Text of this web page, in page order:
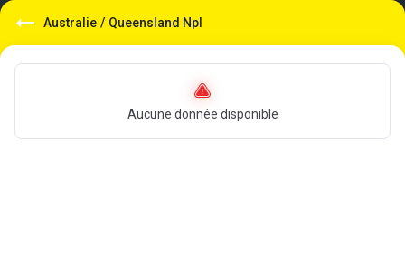
Australie / Queensland Npl
Aucune donnée disponible